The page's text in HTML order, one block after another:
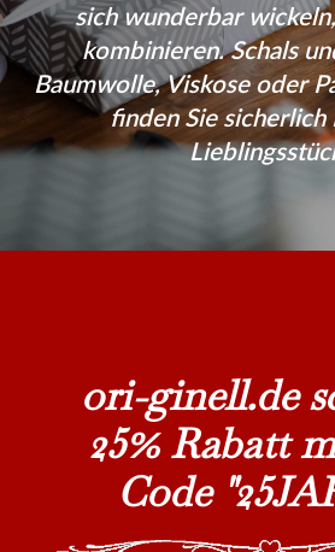
sich wunderbar
kombinieren. Schals
Baumwolle, Viskose oder
finden Sie sicherlich
ori-ginell.de
25% Rabatt
Code